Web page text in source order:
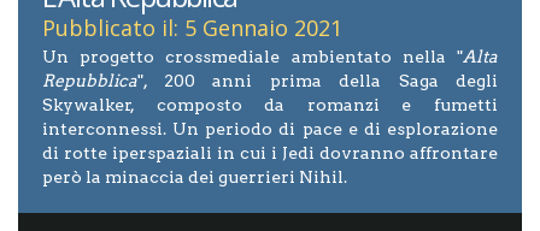
Pubblicato il: 5 Gennaio 2021
Un progetto crossmediale ambientato nella "Alta
Repubblica", 200 anni prima della Saga degli
Skywalker, composto da romanzi e fumetti
interconnessi. Un periodo di pace e di esplorazione
di rotte iperspaziali in cui i Jedi dovranno affrontare
però la minaccia dei guerrieri Nihil.